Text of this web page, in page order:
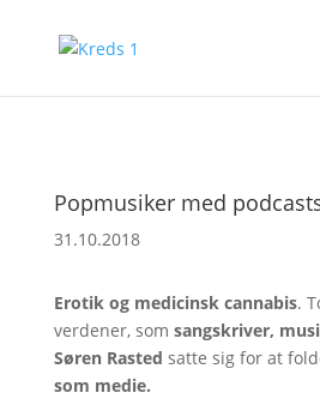
Popmusiker med
31.10.2018
Erotik og medicinsk cannabis.
verdener, som sangskriver,
Søren Rasted satte sig for at
som medie.